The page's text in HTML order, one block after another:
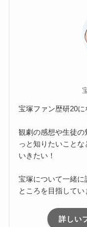
宝塚ファン歴研20に
観劇の感想や生徒
っと知りたいこと
いきたい！
宝塚について一緒
ところを目指してい
詳しい